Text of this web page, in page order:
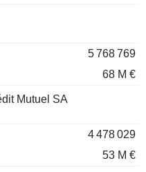
5 768 769
68 M €
Mutuel SA
4 478 029
53 M €